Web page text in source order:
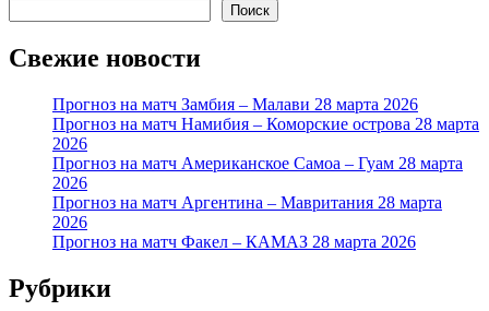
Поиск
Свежие новости
Прогноз на матч Замбия – Малави 28 марта 2026
Прогноз на матч Намибия – Коморские острова 28 марта
2026
Прогноз на матч Американское Самоа – Гуам 28 марта
2026
Прогноз на матч Аргентина – Мавритания 28 марта
2026
Прогноз на матч Факел – КАМАЗ 28 марта 2026
Рубрики